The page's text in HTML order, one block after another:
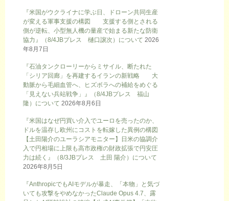
『米国がウクライナに学ぶ日、ドローン共同生産
が変える軍事支援の構図 支援する側とされる
側が逆転、小型無人機の量産で始まる新たな防衛
協力』（8/4JBプレス 樋口譲次）について 2026
年8月7日
『石油タンクローリーからミサイル、断たれた
「シリア回廊」を再建するイランの新戦略 大
動脈から毛細血管へ、ヒズボラへの補給をめぐる
「見えない兵站戦争」』（8/4JBプレス 福山
隆）について 2026年8月6日
『米国はなぜ円買い介入でユーロを売ったのか、
ドルを温存し欧州にコストを転嫁した異例の構図
【土田陽介のユーラシアモニター】日米の協調介
入で円相場に上限も高市政権の財政拡張で円安圧
力は続く』（8/3JBプレス 土田 陽介）について
2026年8月5日
『AnthropicでもAIモデルが暴走、「本物」と気づ
いても攻撃をやめなかったClaude Opus 4.7、露